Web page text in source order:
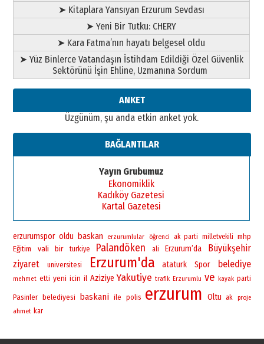
➤ Kitaplara Yansıyan Erzurum Sevdası
➤ Yeni Bir Tutku: CHERY
➤ Kara Fatma’nın hayatı belgesel oldu
➤ Yüz Binlerce Vatandaşın İstihdam Edildiği Özel Güvenlik
Sektörünü İşin Ehline, Uzmanına Sordum
ANKET
Üzgünüm, şu anda etkin anket yok.
BAĞLANTILAR
Yayın Grubumuz
Ekonomiklik
Kadıköy Gazetesi
Kartal Gazetesi
erzurumspor oldu baskan erzurumlular öğrenci ak parti milletvekili mhp
Eğitim
vali bir turkiye Palandöken ali Erzurum’da
Büyükşehir
ziyaret
universitesi Erzurum'da ataturk Spor belediye
mehmet etti yeni icin il Aziziye Yakutiye trafik Erzurumlu ve kayak parti
Pasinler belediyesi baskani ile polis erzurum Oltu ak proje
ahmet kar